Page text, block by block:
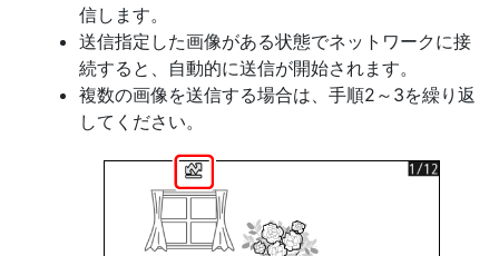
信します。
送信指定した画像がある状態でネットワークに接
続すると、自動的に送信が開始されます。
複数の画像を送信する場合は、手順2～3を繰り返
してください。